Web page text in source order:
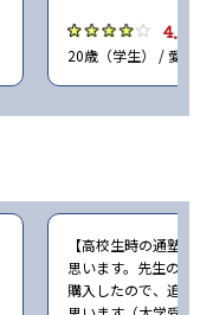
4.0
20歳（学生） / 愛知
【高校生時の通塾
思います。先生の
購入したので、追